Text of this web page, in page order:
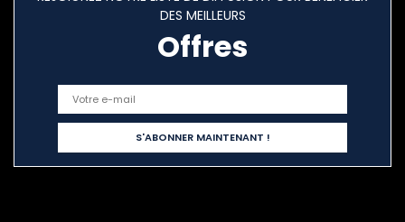
DES MEILLEURS
Offres